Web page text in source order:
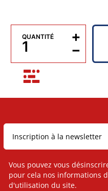
QUANTITÉ
−
+
Vous pouvez vous
pour cela nos informations
d'utilisation du site.